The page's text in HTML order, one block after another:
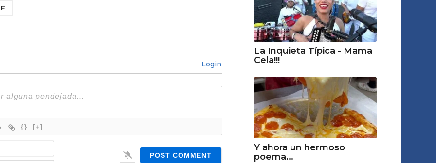
Login
{} [+]
La Inquieta Típica - Mama
Cela!!!
Y ahora un hermoso
poema...